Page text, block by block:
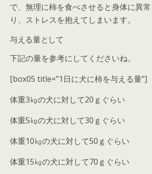
で、無理に柿を食べさせると身体に異
り、ストレスを抱えてしまいます。
与える量として
下記の量を参考にしてくださいね。
[box05 title=”1日に犬に柿を与える量”]
体重3㎏の犬に対して20ｇぐらい
体重5㎏の犬に対して30ｇぐらい
体重10㎏の犬に対して50ｇぐらい
体重15㎏の犬に対して70ｇぐらい